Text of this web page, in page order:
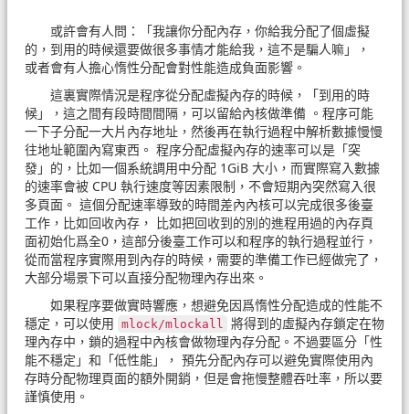
或許會有人問：「我讓你分配內存，你給我分配了個虛擬
的，到用的時候還要做很多事情才能給我，這不是騙人嘛」，
或者會有人擔心惰性分配會對性能造成負面影響。
這裏實際情況是程序從分配虛擬內存的時候，「到用的時
候」，這之間有段時間間隔，可以留給內核做準備 。程序可能
一下子分配一大片內存地址，然後再在執行過程中解析數據慢慢
往地址範圍內寫東西。 程序分配虛擬內存的速率可以是「突
發」的，比如一個系統調用中分配 1GiB 大小，而實際寫入數據
的速率會被 CPU 執行速度等因素限制，不會短期內突然寫入很
多頁面。 這個分配速率導致的時間差內內核可以完成很多後臺
工作，比如回收內存， 比如把回收到的別的進程用過的內存頁
面初始化爲全0，這部分後臺工作可以和程序的執行過程並行，
從而當程序實際用到內存的時候，需要的準備工作已經做完了，
大部分場景下可以直接分配物理內存出來。
如果程序要做實時響應，想避免因爲惰性分配造成的性能不
穩定，可以使用 mlock/​mlockall 將得到的虛擬內存鎖定在物
理內存中，鎖的過程中內核會做物理內存分配。不過要區分「性
能不穩定」和「低性能」， 預先分配內存可以避免實際使用內
存時分配物理頁面的額外開銷，但是會拖慢整體吞吐率，所以要
謹慎使用。